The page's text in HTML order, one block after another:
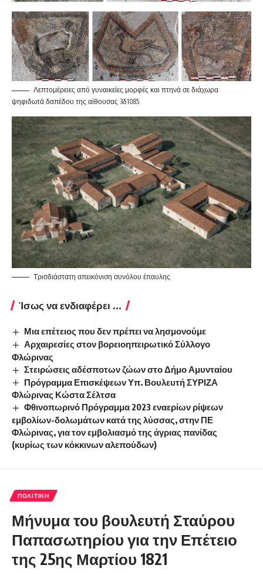
Λεπτομέρειες από γυναικείες μορφές και πτηνά σε διάχωρα
ψηφιδωτά δαπέδου της αίθουσας 3δ1085
Τρισδιάστατη απεικόνιση συνόλου έπαυλης
Ίσως να ενδιαφέρει ...
Μια επέτειος που δεν πρέπει να λησμονούμε
Αρχαιρεσίες στον βορειοηπειρωτικό Σύλλογο
Φλώρινας
Στειρώσεις αδέσποτων ζώων στο Δήμο Αμυνταίου
Πρόγραμμα Επισκέψεων Υπ. Βουλευτή ΣΥΡΙΖΑ
Φλώρινας Κώστα Σέλτσα
Φθινοπωρινό Πρόγραμμα 2023 εναερίων ρίψεων
εμβολίων-δολωμάτων κατά της λύσσας, στην ΠΕ
Φλώρινας, για τον εμβολιασμό της άγριας πανίδας
(κυρίως των κόκκινων αλεπούδων)
ΠΟΛΙΤΙΚΉ
Μήνυμα του βουλευτή Σταύρου
Παπασωτηρίου για την Επέτειο
της 25ης Μαρτίου 1821